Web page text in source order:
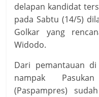
delapan kandidat
pada Sabtu (14/5)
Golkar yang
Widodo.
Dari pemantauan di
nampak
(Paspampres)